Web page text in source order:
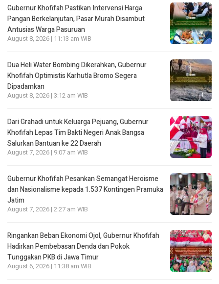
Gubernur Khofifah Pastikan Intervensi Harga
Pangan Berkelanjutan, Pasar Murah Disambut
Antusias Warga Pasuruan
August 8, 2026 | 11:13 am WIB
Dua Heli Water Bombing Dikerahkan, Gubernur
Khofifah Optimistis Karhutla Bromo Segera
Dipadamkan
August 8, 2026 | 3:12 am WIB
Dari Grahadi untuk Keluarga Pejuang, Gubernur
Khofifah Lepas Tim Bakti Negeri Anak Bangsa
Salurkan Bantuan ke 22 Daerah
August 7, 2026 | 9:07 am WIB
Gubernur Khofifah Pesankan Semangat Heroisme
dan Nasionalisme kepada 1.537 Kontingen Pramuka
Jatim
August 7, 2026 | 2:27 am WIB
Ringankan Beban Ekonomi Ojol, Gubernur Khofifah
Hadirkan Pembebasan Denda dan Pokok
Tunggakan PKB di Jawa Timur
August 6, 2026 | 11:38 am WIB